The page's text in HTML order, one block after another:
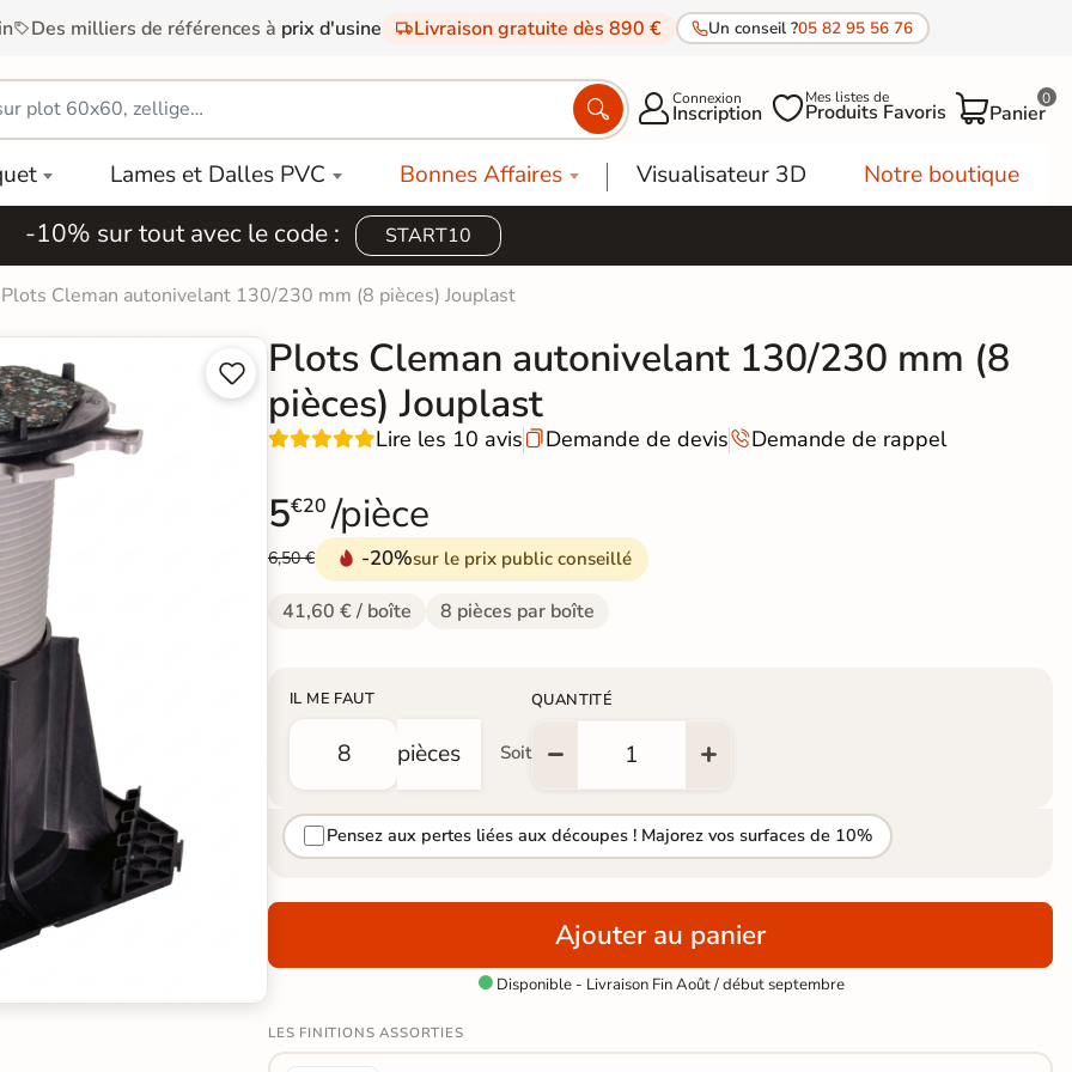
Des milliers de références à prix d'usine Livraison gratuite dès 890 € Un conseil ?05 82 95 56 76
 Connexion
Inscription Mes listes de
Produits Favoris Panier
0
Lames et Dalles PVC Bonnes Affaires Visualisateur 3D Notre boutique
-10% sur tout avec le code : START10
Plots Cleman autonivelant 130/230 mm (8 pièces) Jouplast


Plots Cleman autonivelant 130/230 mm (8
pièces) Jouplast
Lire les 10 avis Demande de devisDemande de rappel
5€20 /pièce
6,50 € -20%sur le prix public conseillé
41,60 € / boîte 8 pièces par boîte
IL ME FAUT
pièces Soit
QUANTITÉ
Pensez aux pertes liées aux découpes ! Majorez vos surfaces de 10%
Ajouter au panier
Disponible - Livraison Fin Août / début septembre
LES FINITIONS ASSORTIES